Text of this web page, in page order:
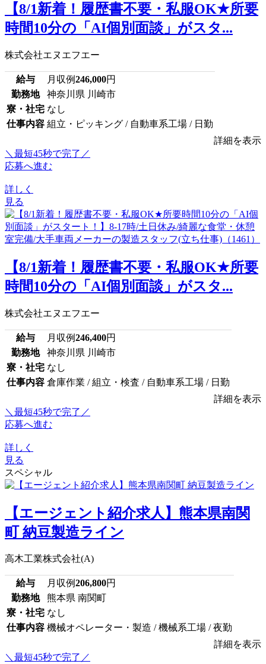
【8/1新着！履歴書不要・私服OK★所要
時間10分の「AI個別面談」がスタ...
株式会社エヌエフエー
給与 月収例246,000円
勤務地
神奈川県 川崎市
寮・社宅 なし
仕事内容 組立・ピッキング / 自動車系工場 / 日勤
詳細を表示
＼最短45秒で完了／
応募へ進む
詳しく
見る
【8/1新着！履歴書不要・私服OK★所要
時間10分の「AI個別面談」がスタ...
株式会社エヌエフエー
給与 月収例246,400円
勤務地
神奈川県 川崎市
寮・社宅 なし
仕事内容 倉庫作業 / 組立・検査 / 自動車系工場 / 日勤
詳細を表示
＼最短45秒で完了／
応募へ進む
詳しく
見る
スペシャル
【エージェント紹介求人】熊本県南関
町 納豆製造ライン
高木工業株式会社(A)
給与 月収例206,800円
勤務地
熊本県 南関町
寮・社宅 なし
仕事内容 機械オペレーター・製造 / 機械系工場 / 夜勤
詳細を表示
＼最短45秒で完了／